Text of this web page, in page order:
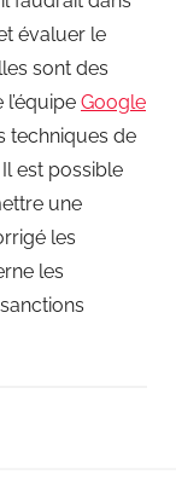
évaluer le
sont des
Google
techniques de
est possible
une
les
les